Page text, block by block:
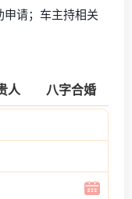
请；车主持相关
人 八字合婚